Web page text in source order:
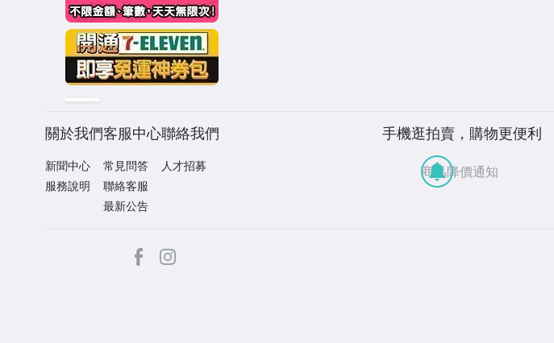
關於我們
新聞中心
服務說明
客服中心
常見問答
聯絡客服
最新公告
聯絡我們
人才招募
手機逛拍賣，購物更便利
商品降價通知
facebook